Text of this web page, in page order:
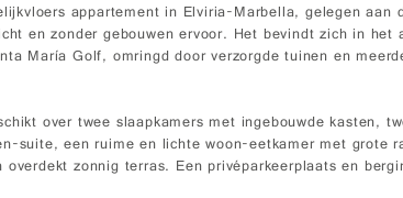
appartement in Elviria-Marbella, gelegen aan
en zonder gebouwen ervoor. Het bevindt zich in het
María Golf, omringd door verzorgde tuinen en
over twee slaapkamers met ingebouwde kasten,
suite, een ruime en lichte woon-eetkamer met grote
overdekt zonnig terras. Een privéparkeerplaats en